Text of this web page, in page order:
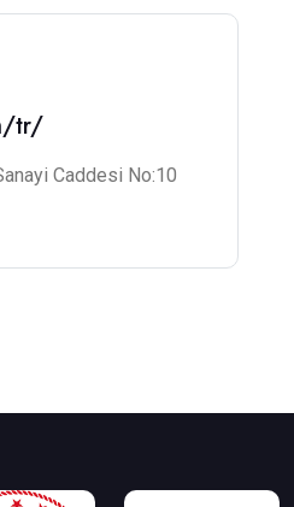
tr/
Caddesi No:10